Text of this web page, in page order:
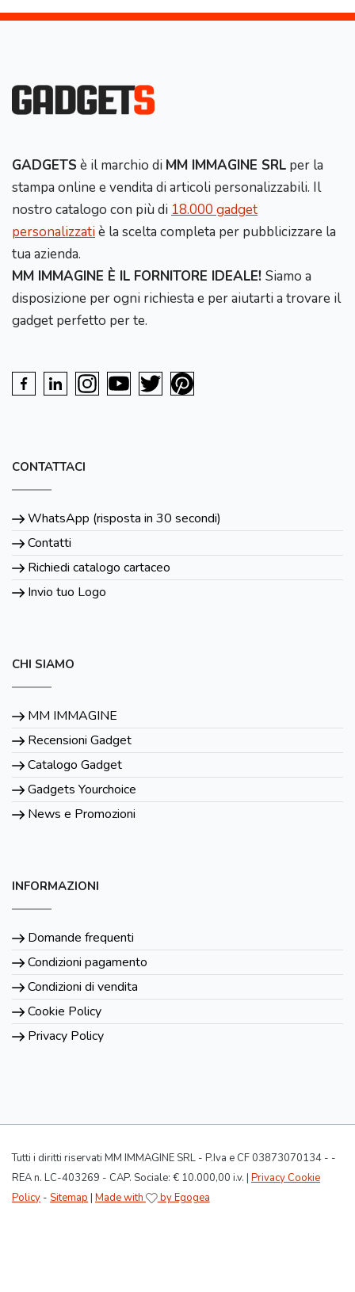
GADGETS è il marchio di MM IMMAGINE SRL per la
stampa online e vendita di articoli personalizzabili. Il
nostro catalogo con più di 18.000 gadget
personalizzatiè la scelta completa per pubblicizzare la
tua azienda.
MM IMMAGINE È IL FORNITORE IDEALE! Siamo a
disposizione per ogni richiesta e per aiutarti a trovare il
gadget perfetto per te.
CONTATTACI
WhatsApp (risposta in 30 secondi)
Contatti
Richiedi catalogo cartaceo
Invio tuo Logo
CHI SIAMO
MM IMMAGINE
Recensioni Gadget
Catalogo Gadget
Gadgets Yourchoice
News e Promozioni
INFORMAZIONI
Domande frequenti
Condizioni pagamento
Condizioni di vendita
Cookie Policy
Privacy Policy
Tutti i diritti riservati MM IMMAGINE SRL - P.Iva e CF 03873070134 - -
REA n. LC-403269 - CAP. Sociale: € 10.000,00 i.v. | Privacy Cookie
Policy - Sitemap | Made with by Egogea